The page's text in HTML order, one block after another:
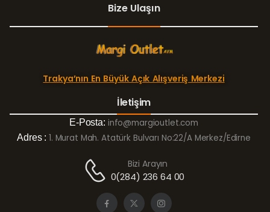
Bize Ulaşın
Trakya’nın En Büyük Açık Alışveriş Merkezi
İletişim
E-Posta: info@margioutlet.com
Adres : 1. Murat Mah. Atatürk Bulvarı No:22/A Merkez/Edirne
Bizi Arayın
0(284) 236 64 00